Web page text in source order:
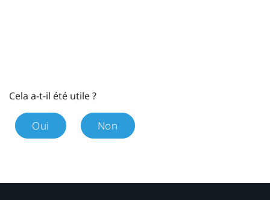
Cela a-t-il été utile ?
Oui Non